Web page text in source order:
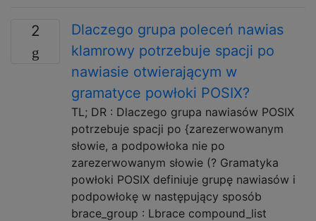
2
Dlaczego grupa poleceń nawias
klamrowy potrzebuje spacji po
nawiasie otwierającym w
gramatyce powłoki POSIX?
TL; DR : Dlaczego grupa nawiasów POSIX
potrzebuje spacji po {zarezerwowanym
słowie, a podpowłoka nie po
zarezerwowanym słowie (? Gramatyka
powłoki POSIX definiuje grupę nawiasów i
podpowłokę w następujący sposób
brace_group : Lbrace compound_list